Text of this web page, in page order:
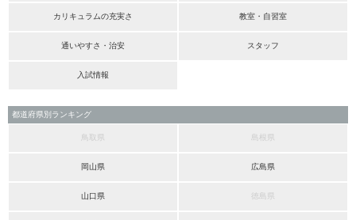
カリキュラムの充実さ 教室・自習室
通いやすさ・治安 スタッフ
入試情報
都道府県別ランキング
鳥取県 島根県
岡山県 広島県
山口県 徳島県